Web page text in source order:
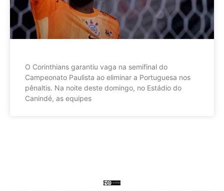
O Corinthians garantiu vaga na semifinal do
Campeonato Paulista ao eliminar a Portuguesa nos
pênaltis. Na noite deste domingo, no Estádio do
Canindé, as equipes